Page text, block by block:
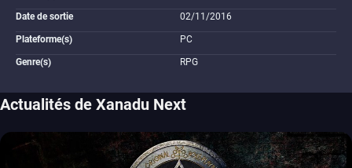
Date de sortie 02/11/2016
Plateforme(s) PC
Genre(s) RPG
Actualités de Xanadu Next